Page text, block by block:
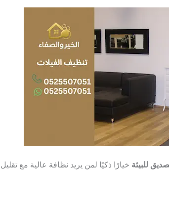
للبيئة خيارًا ذكيًا لمن يريد نظافة عالية مع